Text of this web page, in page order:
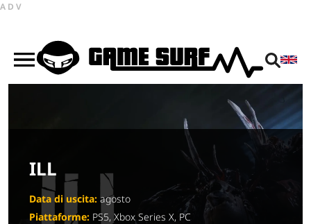
ADV
ILL
Data di uscita: agosto
Piattaforme: PS5, Xbox Series X, PC